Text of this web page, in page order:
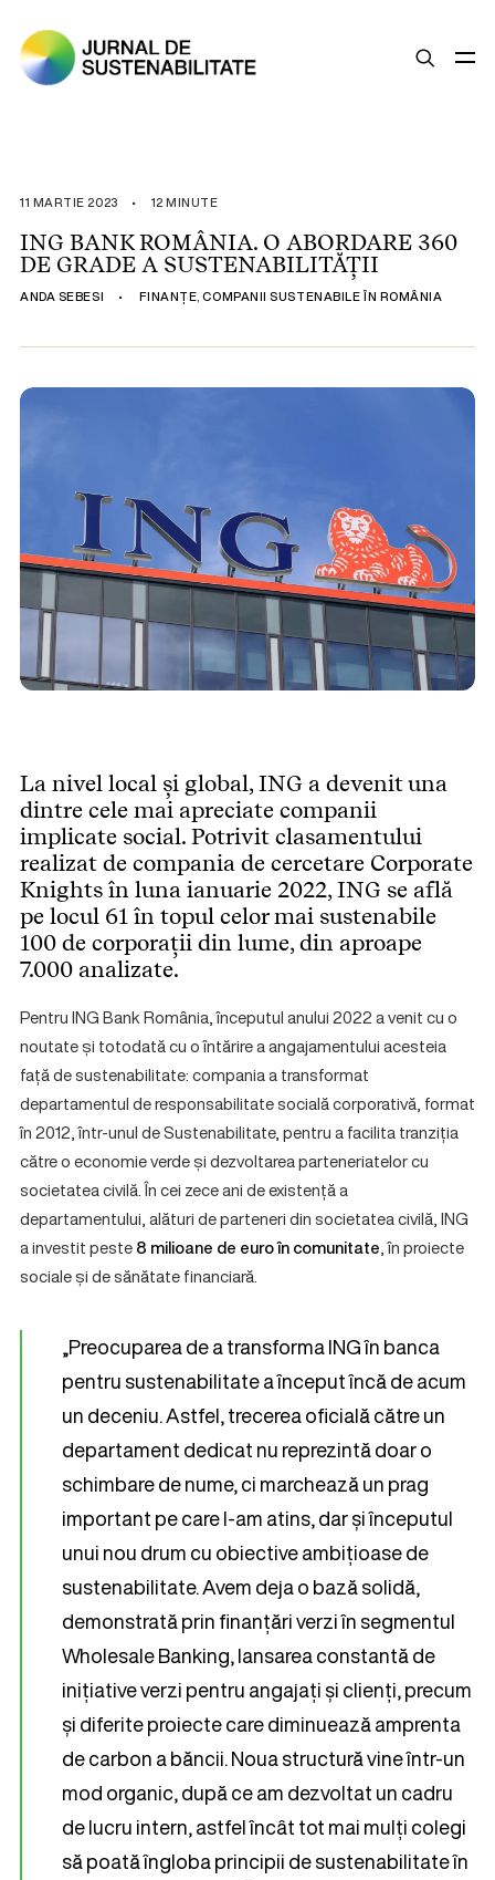
ȘTIRI
OPINII
ESG
LEGISLAȚIE
BUNE PRACTICI
11 MARTIE 2023 • 12 MINUTE
ING BANK ROMÂNIA. O ABORDARE 360
DE GRADE A SUSTENABILITĂȚII
ANDA SEBESI • FINANȚE,COMPANII SUSTENABILE ÎN ROMÂNIA
La nivel local și global, ING a devenit una
dintre cele mai apreciate companii
implicate social. Potrivit clasamentului
realizat de compania de cercetare Corporate
Knights în luna ianuarie 2022, ING se află
pe locul 61 în topul celor mai sustenabile
100 de corporații din lume, din aproape
7.000 analizate.
Pentru ING Bank România, începutul anului 2022 a venit cu o
noutate și totodată cu o întărire a angajamentului acesteia
față de sustenabilitate: compania a transformat
departamentul de responsabilitate socială corporativă, format
în 2012, într-unul de Sustenabilitate, pentru a facilita tranziția
către o economie verde și dezvoltarea parteneriatelor cu
societatea civilă. În cei zece ani de existență a
departamentului, alături de parteneri din societatea civilă, ING
a investit peste8 milioane de euro în comunitate, în proiecte
sociale și de sănătate financiară.
„Preocuparea de a transforma ING în banca
pentru sustenabilitate a început încă de acum
un deceniu. Astfel, trecerea oficială către un
departament dedicat nu reprezintă doar o
schimbare de nume, ci marchează un prag
important pe care l-am atins, dar și începutul
unui nou drum cu obiective ambițioase de
sustenabilitate. Avem deja o bază solidă,
demonstrată prin finanțări verzi în segmentul
Wholesale Banking, lansarea constantă de
inițiative verzi pentru angajați și clienți, precum
și diferite proiecte care diminuează amprenta
de carbon a băncii. Noua structură vine într-un
mod organic, după ce am dezvoltat un cadru
de lucru intern, astfel încât tot mai mulți colegi
să poată îngloba principii de sustenabilitate în